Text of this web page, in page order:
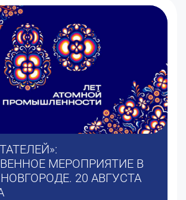
МЕРОПРИЯТИЕ В
20 АВГУСТА